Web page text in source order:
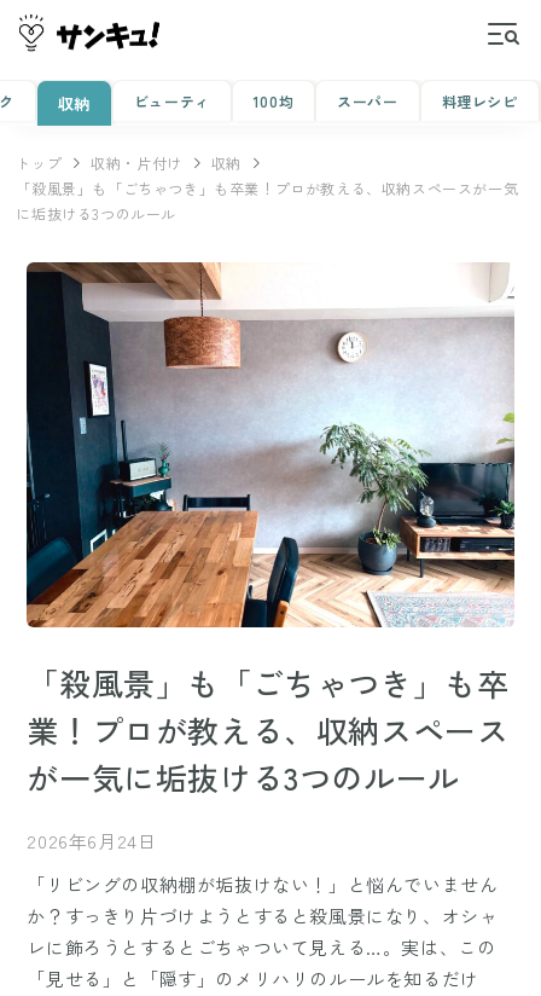
収納 ビューティ 100均 スーパー 料理レシピ
トップ 収納・片付け
収納
「殺風景」も「ごちゃつき」も卒業！プロが教える、収納スペースが一気
に垢抜ける3つのルール
「殺風景」も「ごちゃつき」も卒
業！プロが教える、収納スペース
が一気に垢抜ける3つのルール
2026年6月24日
「リビングの収納棚が垢抜けない！」と悩んでいません
か？すっきり片づけようとすると殺風景になり、オシャ
レに飾ろうとするとごちゃついて見える…。実は、この
「見せる」と「隠す」のメリハリのルールを知るだけ